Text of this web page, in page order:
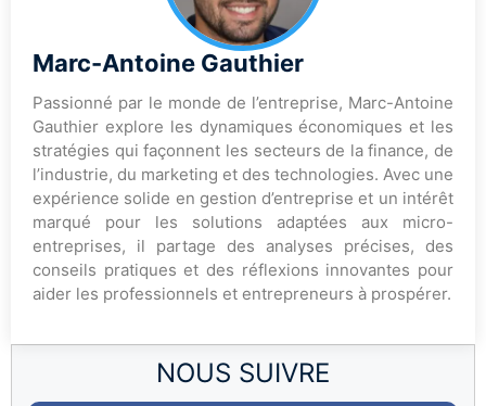
NOUS SUIVRE
Marc-Antoine Gauthier
Passionné par le monde de l’entreprise, Marc-Antoine
Gauthier explore les dynamiques économiques et les
stratégies qui façonnent les secteurs de la finance, de
l’industrie, du marketing et des technologies. Avec une
expérience solide en gestion d’entreprise et un intérêt
marqué pour les solutions adaptées aux micro-
entreprises, il partage des analyses précises, des
conseils pratiques et des réflexions innovantes pour
aider les professionnels et entrepreneurs à prospérer.